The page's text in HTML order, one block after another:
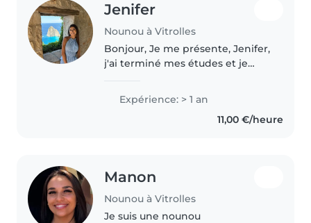
Jenifer
Nounou à Vitrolles
Bonjour, Je me présente, Jenifer,
j'ai terminé mes études et je
que nounou dans une agence.
J'ai eu l'occasion de garder des
enfants de différents âges,..
Expérience: > 1 an
11,00 €/heure
Manon
Nounou à Vitrolles
Je suis une nounou